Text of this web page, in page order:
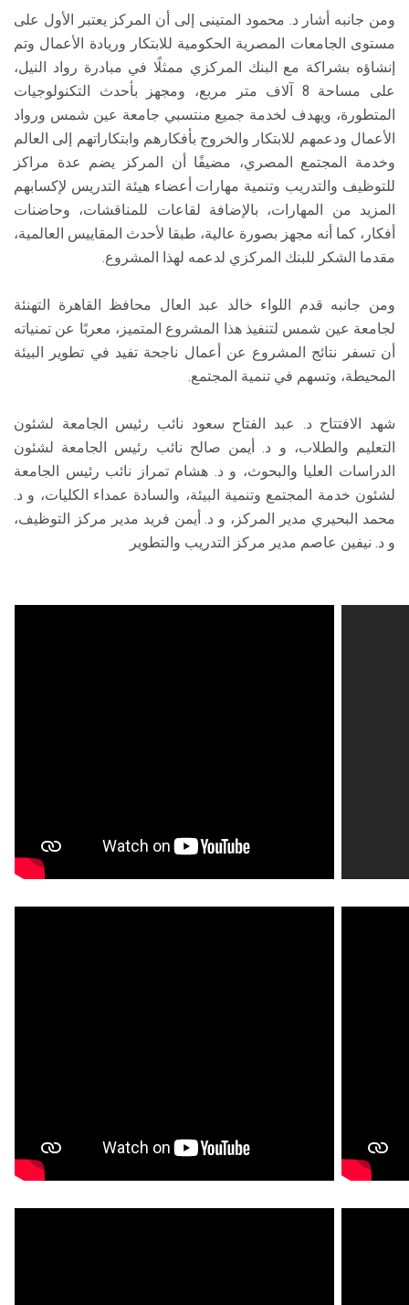
ومن جانبه أشار د. محمود المتينى إلى أن المركز يعتبر الأول على
مستوى الجامعات المصرية الحكومية للابتكار وريادة الأعمال وتم
إنشاؤه بشراكة مع البنك المركزي ممثلًا في مبادرة رواد النيل،
على مساحة 8 آلاف متر مربع، ومجهز بأحدث التكنولوجيات
المتطورة، ويهدف لخدمة جميع منتسبي جامعة عين شمس ورواد
الأعمال ودعمهم للابتكار والخروج بأفكارهم وابتكاراتهم إلى العالم
وخدمة المجتمع المصري، مضيفًا أن المركز يضم عدة مراكز
للتوظيف والتدريب وتنمية مهارات أعضاء هيئة التدريس لإكسابهم
المزيد من المهارات، بالإضافة لقاعات للمناقشات، وحاضنات
أفكار، كما أنه مجهز بصورة عالية، طبقا لأحدث المقاييس العالمية،
مقدما الشكر للبنك المركزي لدعمه لهذا المشروع.
ومن جانبه قدم اللواء خالد عبد العال محافظ القاهرة التهنئة
لجامعة عين شمس لتنفيذ هذا المشروع المتميز، معربًا عن تمنياته
أن تسفر نتائج المشروع عن أعمال ناجحة تفيد في تطوير البيئة
المحيطة، وتسهم في تنمية المجتمع.
شهد الافتتاح د. عبد الفتاح سعود نائب رئيس الجامعة لشئون
التعليم والطلاب، و د. أيمن صالح نائب رئيس الجامعة لشئون
الدراسات العليا والبحوث، و د. هشام تمراز نائب رئيس الجامعة
لشئون خدمة المجتمع وتنمية البيئة، والسادة عمداء الكليات، و د.
محمد البحيري مدير المركز، و د. أيمن فريد مدير مركز التوظيف،
و د. نيفين عاصم مدير مركز التدريب والتطوير